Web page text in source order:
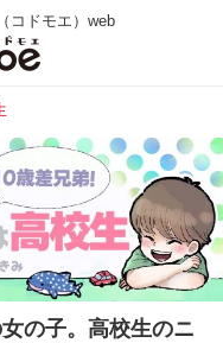
コドモエ）web
の子。高校生のニ